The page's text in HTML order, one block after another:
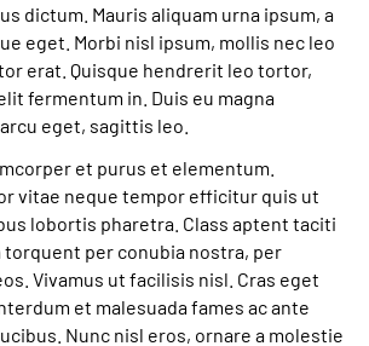
dictum. Mauris aliquam urna ipsum, a
eget. Morbi nisl ipsum, mollis nec leo
erat. Quisque hendrerit leo tortor,
fermentum in. Duis eu magna
eget, sagittis leo.
et purus et elementum.
vitae neque tempor efficitur quis ut
lobortis pharetra. Class aptent taciti
torquent per conubia nostra, per
Vivamus ut facilisis nisl. Cras eget
et malesuada fames ac ante
Nunc nisl eros, ornare a molestie